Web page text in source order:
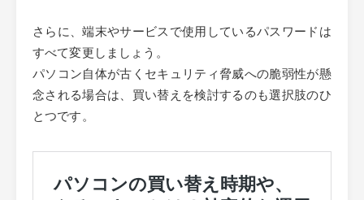
さらに、端末やサービスで使用しているパスワードは
すべて変更しましょう。
パソコン自体が古くセキュリティ脅威への脆弱性が懸
念される場合は、買い替えを検討するのも選択肢のひ
とつです。